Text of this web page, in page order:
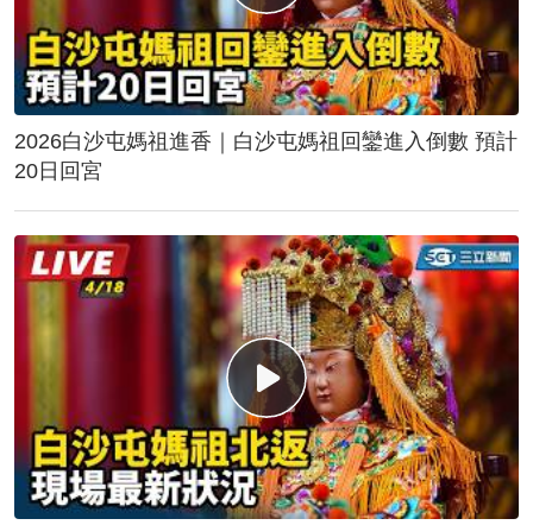
2026白沙屯媽祖進香｜白沙屯媽祖回鑾進入倒數 預計
20日回宮